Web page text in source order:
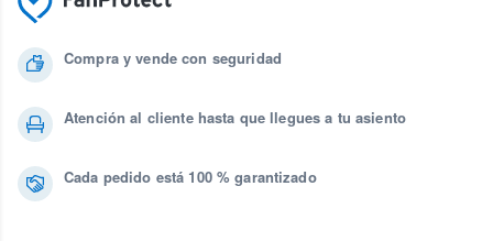
Compra y vende con seguridad
Atención al cliente hasta que llegues a tu asiento
Cada pedido está 100 % garantizado